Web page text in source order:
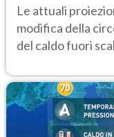
Le attuali
modifica della
del caldo fuori